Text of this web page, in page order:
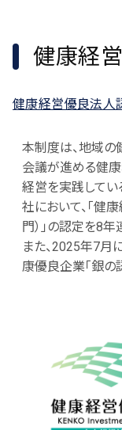
健康経営
健康経営優良法人
本制度は、地域
会議が進める健
経営を実践してい
社において、「健
門）」の認定を8
また、2025年7
康優良企業「銀の